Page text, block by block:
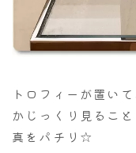
トロフィーが置い
かじっくり見るこ
真をパチリ☆